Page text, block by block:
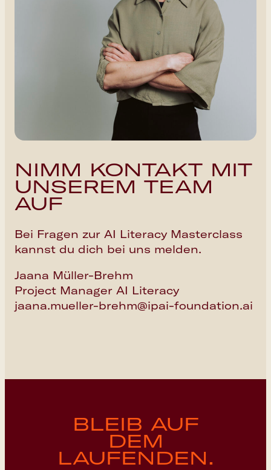
NIMM KONTAKT MIT
UNSEREM TEAM
AUF
Bei Fragen zur AI Literacy Masterclass
kannst du dich bei uns melden.
Jaana Müller-Brehm
Project Manager AI Literacy
jaana.mueller-brehm@ipai-foundation.ai
BLEIB AUF
DEM
LAUFENDEN.